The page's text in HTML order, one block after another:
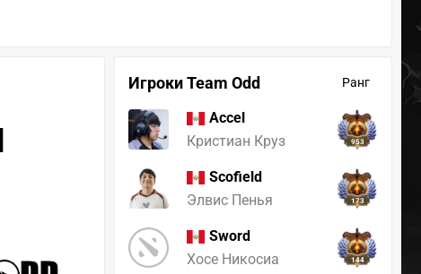
Игроки Team Odd Ранг
Accel
Кристиан Круз
953
Scofield
Элвис Пенья
173
Sword
Хосе Никосиа
144